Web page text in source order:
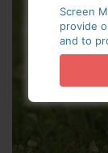
Screen
provide
and to